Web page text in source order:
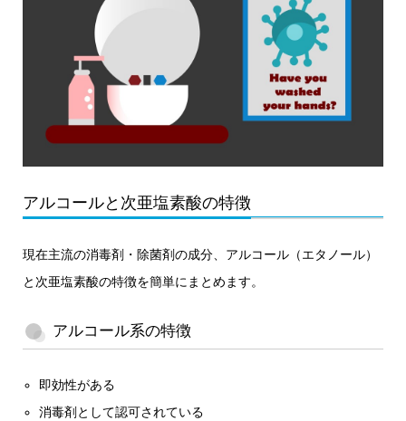
アルコールと次亜塩素酸の特徴
現在主流の消毒剤・除菌剤の成分、アルコール（エタノール）
と次亜塩素酸の特徴を簡単にまとめます。
アルコール系の特徴
即効性がある
消毒剤として認可されている